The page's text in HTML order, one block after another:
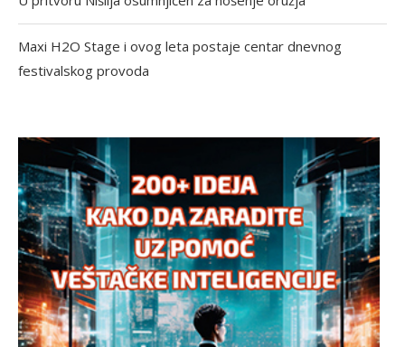
Maxi H2O Stage i ovog leta postaje centar dnevnog
festivalskog provoda